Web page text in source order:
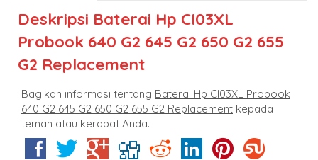
Deskripsi Baterai Hp CI03XL
Probook 640 G2 645 G2 650 G2 655
G2 Replacement
Bagikan informasi tentang Baterai Hp CI03XL Probook
640 G2 645 G2 650 G2 655 G2 Replacement kepada
teman atau kerabat Anda.